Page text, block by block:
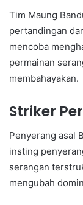
Tim Maung
pertandingan
mencoba
permainan
membahayakan.
Striker
Penyerang asal
insting
serangan
mengubah